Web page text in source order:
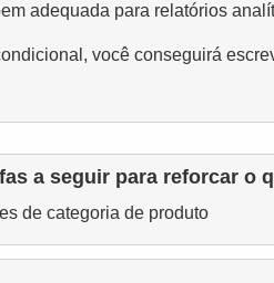
adequada para relatórios
você conseguirá
a seguir para reforcar o
de categoria de produto